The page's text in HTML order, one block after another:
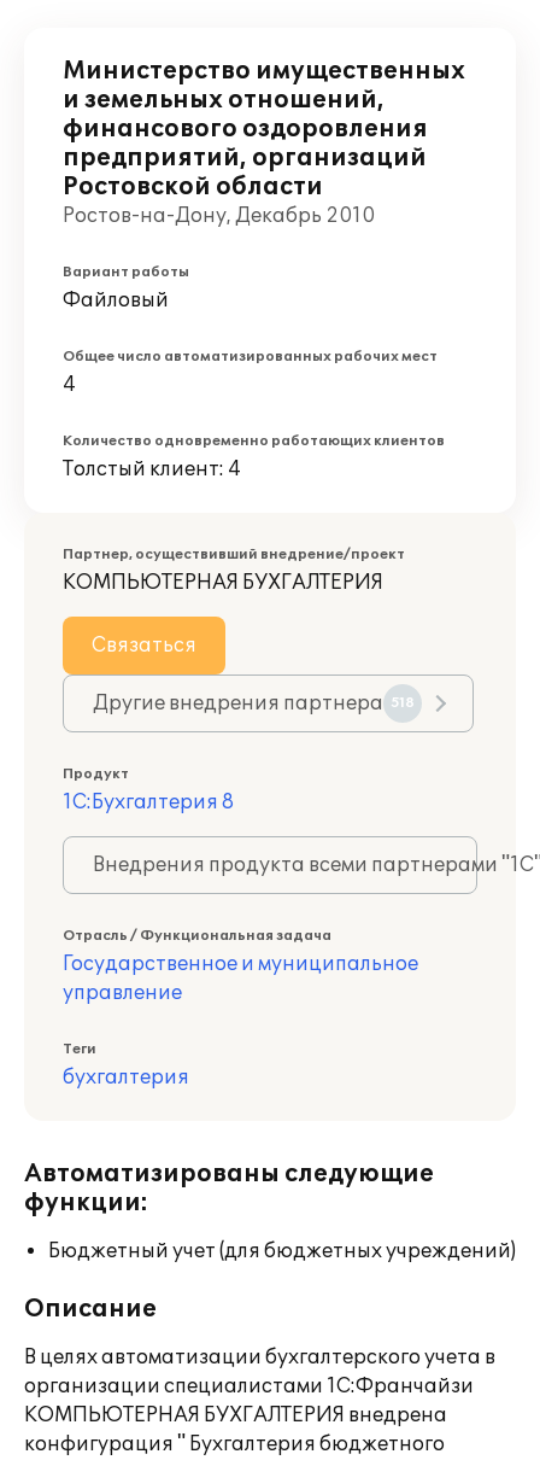
Министерство имущественных
и земельных отношений,
финансового оздоровления
предприятий, организаций
Ростовской области
Ростов-на-Дону, Декабрь 2010
Вариант работы
Файловый
Общее число автоматизированных рабочих мест
4
Количество одновременно работающих клиентов
Толстый клиент: 4
Партнер, осуществивший внедрение/проект
КОМПЬЮТЕРНАЯ БУХГАЛТЕРИЯ
Связаться
Другие внедрения партнера 518
Продукт
1С:Бухгалтерия 8
Внедрения продукта всеми партнерами
Отрасль / Функциональная задача
Государственное и муниципальное
управление
Теги
бухгалтерия
Автоматизированы следующие
функции:
Бюджетный учет (для бюджетных учреждений)
Описание
В целях автоматизации бухгалтерского учета в
организации специалистами 1С:Франчайзи
КОМПЬЮТЕРНАЯ БУХГАЛТЕРИЯ внедрена
конфигурация " Бухгалтерия бюджетного